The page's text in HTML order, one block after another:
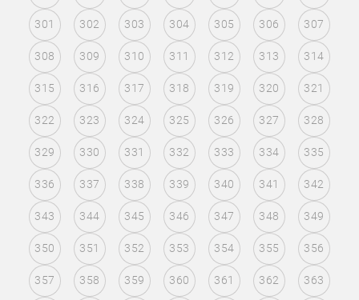
301 302 303 304 305 306 307
308 309 310 311 312 313 314
315 316 317 318 319 320 321
322 323 324 325 326 327 328
329 330 331 332 333 334 335
336 337 338 339 340 341 342
343 344 345 346 347 348 349
350 351 352 353 354 355 356
357 358 359 360 361 362 363